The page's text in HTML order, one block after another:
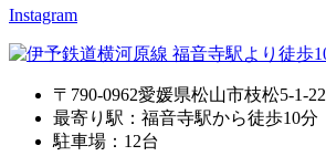
Instagram
〒790-0962愛媛県松山市枝松5-1-22
最寄り駅：福音寺駅から徒歩10分
駐車場：12台